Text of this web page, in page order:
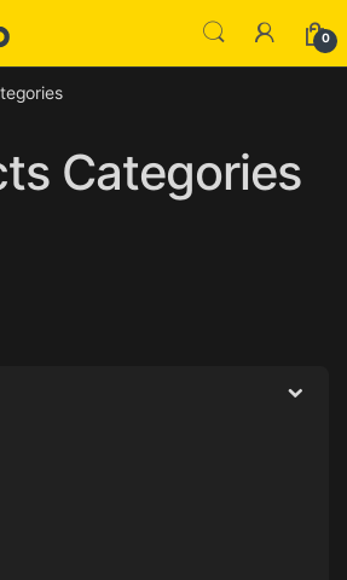
0
Categories